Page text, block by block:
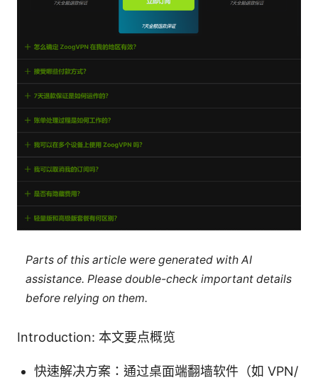
Parts of this article were generated with AI
assistance. Please double-check important details
before relying on them.
Introduction: 本文要点概览
快速解决方案：通过桌面端翻墙软件（如 VPN/